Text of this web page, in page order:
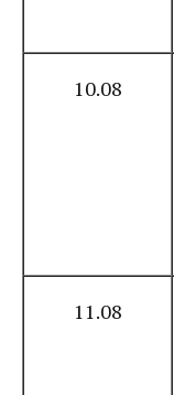
10.08
11.08